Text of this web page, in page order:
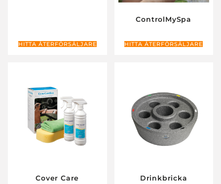
HITTA ÅTERFÖRSÄLJARE
ControlMySpa
HITTA ÅTERFÖRSÄLJARE
Cover Care Drinkbricka